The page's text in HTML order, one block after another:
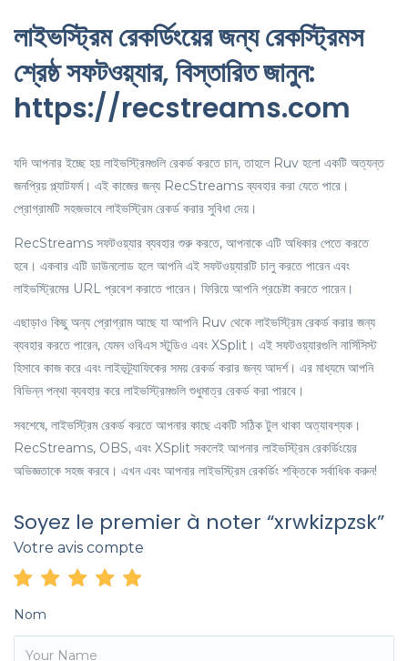
লাইভস্ট্রিম রেকর্ডিংয়ের জন্য রেকস্ট্রিমস
শ্রেষ্ঠ সফটওয়্যার, বিস্তারিত জানুন:
https://recstreams.com
যদি আপনার ইচ্ছে হয় লাইভস্ট্রিমগুলি রেকর্ড করতে চান, তাহলে Ruv হলো একটি অত্যন্ত
জনপ্রিয় প্ল্যাটফর্ম। এই কাজের জন্য RecStreams ব্যবহার করা যেতে পারে।
প্রোগ্রামটি সহজভাবে লাইভস্ট্রিম রেকর্ড করার সুবিধা দেয়।
RecStreams সফটওয়্যার ব্যবহার শুরু করতে, আপনাকে এটি অধিকার পেতে করতে
হবে। একবার এটি ডাউনলোড হলে আপনি এই সফটওয়্যারটি চালু করতে পারেন এবং
লাইভস্ট্রিমের URL প্রবেশ করাতে পারেন। ফিরিয়ে আপনি প্রচেষ্টা করতে পারেন।
এছাড়াও কিছু অন্য প্রোগ্রাম আছে যা আপনি Ruv থেকে লাইভস্ট্রিম রেকর্ড করার জন্য
ব্যবহার করতে পারেন, যেমন ওবিএস স্টুডিও এবং XSplit। এই সফটওয়্যারগুলি নার্সিসিস্ট
হিসাবে কাজ করে এবং লাইভট্র্যাফিকের সময় রেকর্ড করার জন্য আদর্শ। এর মাধ্যমে আপনি
বিভিন্ন পন্থা ব্যবহার করে লাইভস্ট্রিমগুলি শুধুমাত্র রেকর্ড করা পারবে।
সবশেষে, লাইভস্ট্রিম রেকর্ড করতে আপনার কাছে একটি সঠিক টুল থাকা অত্যাবশ্যক।
RecStreams, OBS, এবং XSplit সকলেই আপনার লাইভস্ট্রিম রেকর্ডিংয়ের
অভিজ্ঞতাকে সহজ করবে। এখন এবং আপনার লাইভস্ট্রিম রেকর্ডিং শক্তিকে সর্বাধিক করুন!
Soyez le premier à noter “xrwkizpzsk”
Votre avis compte
Nom